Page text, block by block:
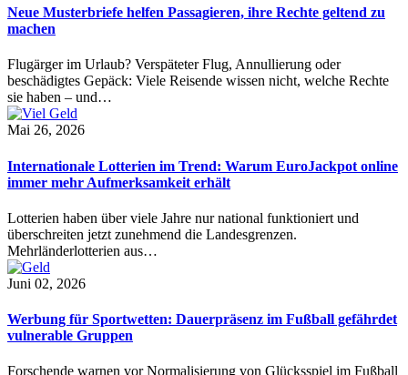
Neue Musterbriefe helfen Passagieren, ihre Rechte geltend zu
machen
Flugärger im Urlaub? Verspäteter Flug, Annullierung oder
beschädigtes Gepäck: Viele Reisende wissen nicht, welche Rechte
sie haben – und…
Mai 26, 2026
Internationale Lotterien im Trend: Warum EuroJackpot online
immer mehr Aufmerksamkeit erhält
Lotterien haben über viele Jahre nur national funktioniert und
überschreiten jetzt zunehmend die Landesgrenzen.
Mehrländerlotterien aus…
Juni 02, 2026
Werbung für Sportwetten: Dauerpräsenz im Fußball gefährdet
vulnerable Gruppen
Forschende warnen vor Normalisierung von Glücksspiel im Fußball